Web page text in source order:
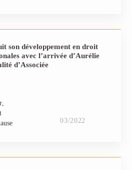
son développement en droit
avec l’arrivée d’Aurélie
d’Associée
03/2022